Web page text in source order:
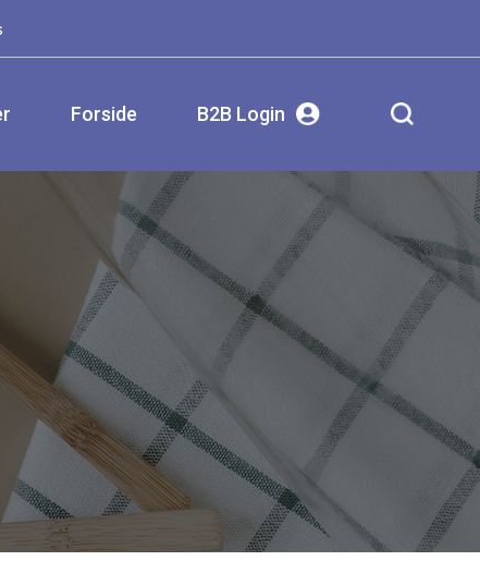
Forside B2B Login